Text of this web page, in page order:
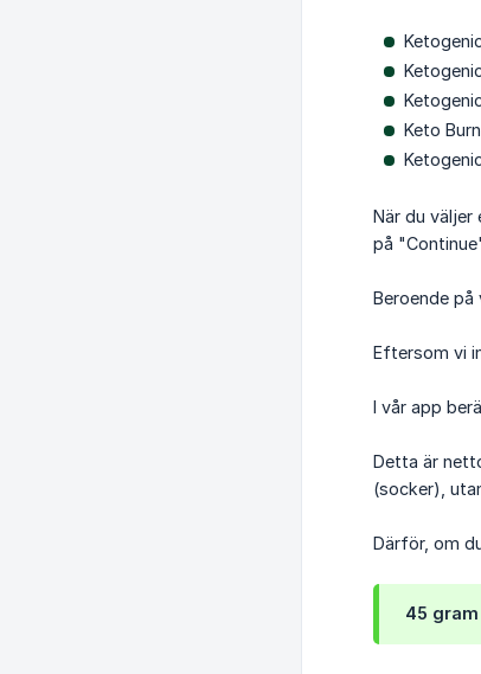
Keto Burn
När du
på
Beroende
Eftersom vi
I vår app
Detta är
(socker),
Därför, om
45